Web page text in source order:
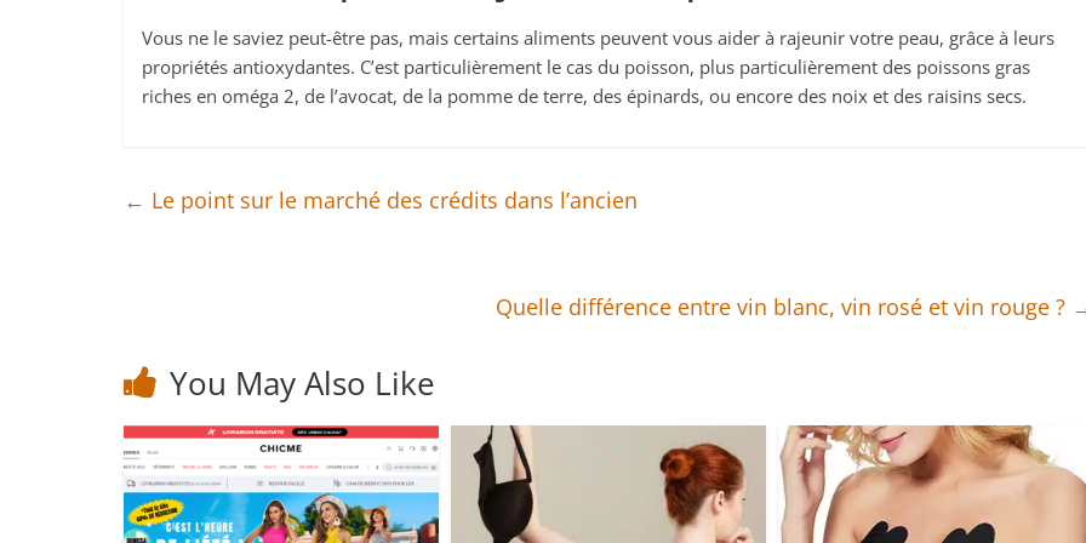
Vous ne le saviez peut-être pas, mais certains aliments peuvent vous aider à rajeunir votre peau, grâce à leurs
propriétés antioxydantes. C’est particulièrement le cas du poisson, plus particulièrement des poissons gras
riches en oméga 2, de l’avocat, de la pomme de terre, des épinards, ou encore des noix et des raisins secs.
← Le point sur le marché des crédits dans l’ancien
Quelle différence entre vin blanc, vin rosé et vin rouge ?
You May Also Like